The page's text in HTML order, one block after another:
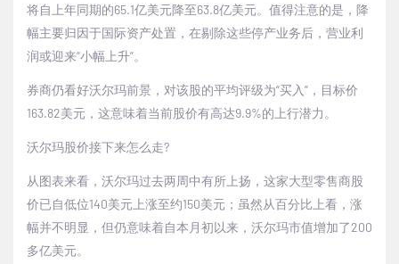
将自上年同期的65.1亿美元降至63.8亿美元。值得注意的是，降
幅主要归因于国际资产处置，在剔除这些停产业务后，营业利
润或迎来“小幅上升”。
券商仍看好沃尔玛前景，对该股的平均评级为“买入”，目标价
163.82美元，这意味着当前股价有高达9.9%的上行潜力。
沃尔玛股价接下来怎么走?
从图表来看，沃尔玛过去两周中有所上扬，这家大型零售商股
价已自低位140美元上涨至约150美元；虽然从百分比上看，涨
幅并不明显，但仍意味着自本月初以来，沃尔玛市值增加了200
多亿美元。